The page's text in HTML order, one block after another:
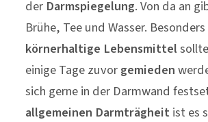
der Darmspiegelung. Von da an
Brühe, Tee und Wasser. Besonders
körnerhaltige Lebensmittel
einige Tage zuvorgemieden
sich gerne in der Darmwand
allgemeinen Darmträgheitist es